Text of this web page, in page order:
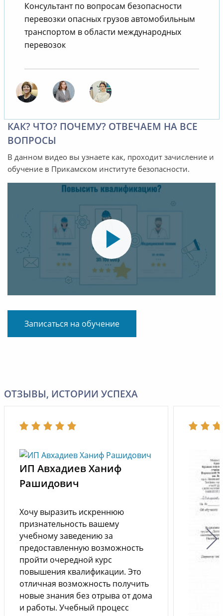
Консультант по вопросам безопасности
перевозки опасных грузов автомобильным
транспортом в области международных
перевозок
КАК? ЧТО? ПОЧЕМУ? ОТВЕЧАЕМ НА ВСЕ
ВОПРОСЫ
В данном видео вы узнаете как, проходит зачисление и
обучение в Прикамском институте безопасности.
Записаться на обучение
ОТЗЫВЫ, ИСТОРИИ УСПЕХА
ИП Авхадиев Ханиф
Рашидович
Хочу выразить искреннюю
признательность вашему
учебному заведению за
предоставленную возможность
пройти очередной курс
повышения квалификации. Это
отличная возможность получить
новые знания без отрыва от дома
и работы. Учебный процесс